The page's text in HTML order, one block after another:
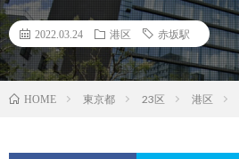
2022.03.24 港区 赤坂駅
HOME 東京都 23区 港区